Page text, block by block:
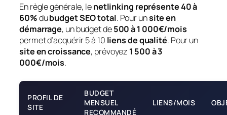
En règle générale, lenetlinking représente 40 à
60%dubudget SEO total. Pour unsite en
démarrage, un budget de500 à 1 000€/mois
permet d’acquérir 5 à 10 liens de qualité. Pour un
site en croissance, prévoyez 1 500 à 3
000€/mois.
PROFIL DE
SITE
BUDGET
MENSUEL
RECOMMANDÉ
LIENS/MOIS